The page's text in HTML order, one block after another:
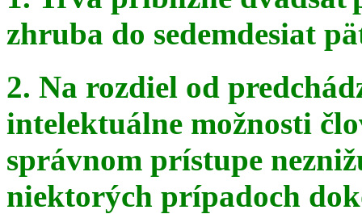
zhruba do sedemdesiat
2. Na rozdiel od
intelektuálne možnosti
správnom prístupe
niektorých prípadoch